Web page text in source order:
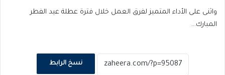
واثنى على الأداء المتميز لفرق العمل خلال فترة عطلة عيد الفطر
المبارك…
نسخ الرابط